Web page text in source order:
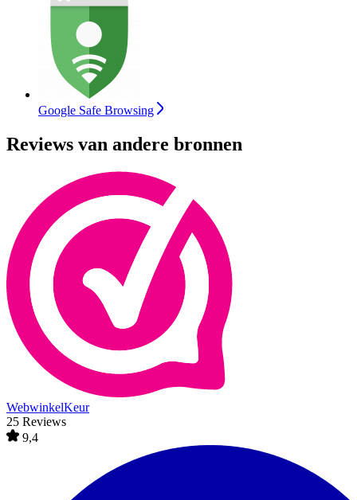
Google Safe Browsing
Reviews van andere bronnen
WebwinkelKeur
25 Reviews
9,4